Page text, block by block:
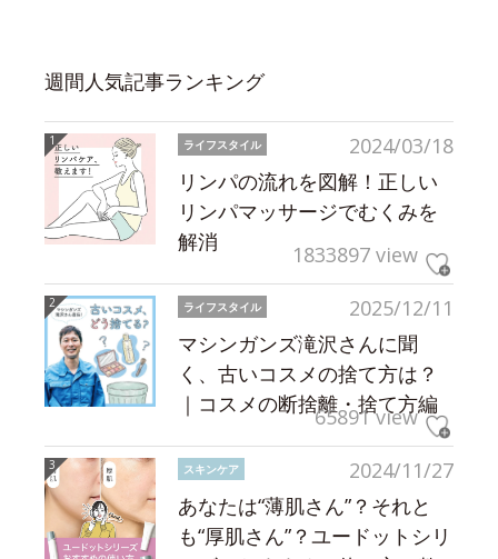
週間人気記事ランキング
2024/03/18
ライフスタイル
リンパの流れを図解！正しい
リンパマッサージでむくみを
解消
1833897 view
2025/12/11
ライフスタイル
マシンガンズ滝沢さんに聞
く、古いコスメの捨て方は？
｜コスメの断捨離・捨て方編
65891 view
2024/11/27
スキンケア
あなたは“薄肌さん”？それと
も“厚肌さん”？ユードットシリ